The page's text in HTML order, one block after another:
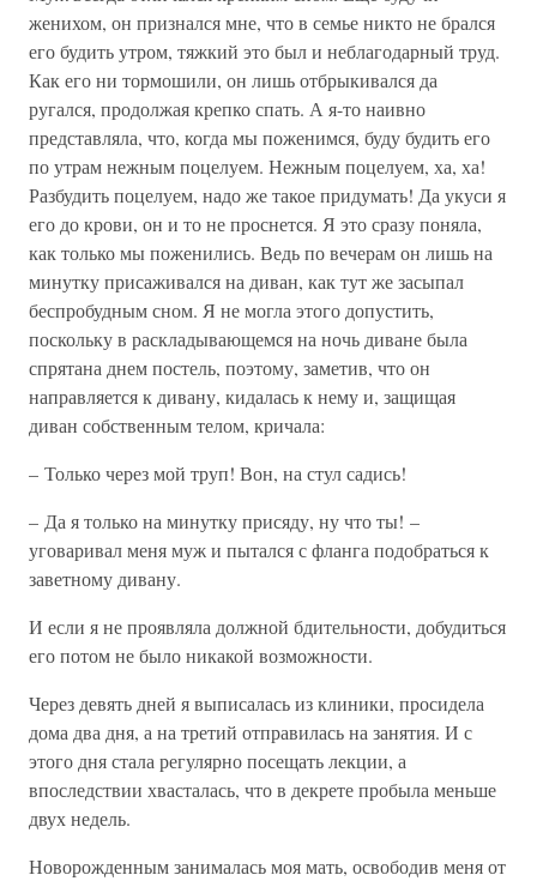
женихом, он признался мне, что в семье никто не брался
его будить утром, тяжкий это был и неблагодарный труд.
Как его ни тормошили, он лишь отбрыкивался да
ругался, продолжая крепко спать. А я-то наивно
представляла, что, когда мы поженимся, буду будить его
по утрам нежным поцелуем. Нежным поцелуем, ха, ха!
Разбудить поцелуем, надо же такое придумать! Да укуси я
его до крови, он и то не проснется. Я это сразу поняла,
как только мы поженились. Ведь по вечерам он лишь на
минутку присаживался на диван, как тут же засыпал
беспробудным сном. Я не могла этого допустить,
поскольку в раскладывающемся на ночь диване была
спрятана днем постель, поэтому, заметив, что он
направляется к дивану, кидалась к нему и, защищая
диван собственным телом, кричала:
– Только через мой труп! Вон, на стул садись!
– Да я только на минутку присяду, ну что ты! –
уговаривал меня муж и пытался с фланга подобраться к
заветному дивану.
И если я не проявляла должной бдительности, добудиться
его потом не было никакой возможности.
Через девять дней я выписалась из клиники, просидела
дома два дня, а на третий отправилась на занятия. И с
этого дня стала регулярно посещать лекции, а
впоследствии хвасталась, что в декрете пробыла меньше
двух недель.
Новорожденным занималась моя мать, освободив меня от